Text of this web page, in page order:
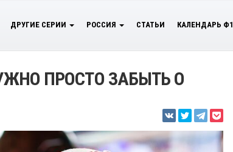
ДРУГИЕ СЕРИИ РОССИЯ СТАТЬИ КАЛЕНДАРЬ Ф1
ПРОСТО ЗАБЫТЬ О